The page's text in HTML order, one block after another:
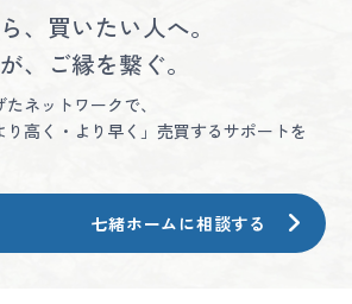
、買いたい人へ。
、ご縁を繋ぐ。
ネットワークで、
高く・より早く」売買するサポートを
七緒ホームに相談する